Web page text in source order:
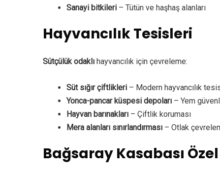
Sanayi bitkileri – Tütün ve haşhaş alanları
Hayvancılık Tesisleri
Sütçülük odaklı hayvancılık için çevreleme:
Süt sığır çiftlikleri – Modern hayvancılık
Yonca-pancar küspesi depoları – Yem
Hayvan barınakları – Çiftlik koruması
Mera alanları sınırlandırması – Otlak
Bağsaray Kasabası